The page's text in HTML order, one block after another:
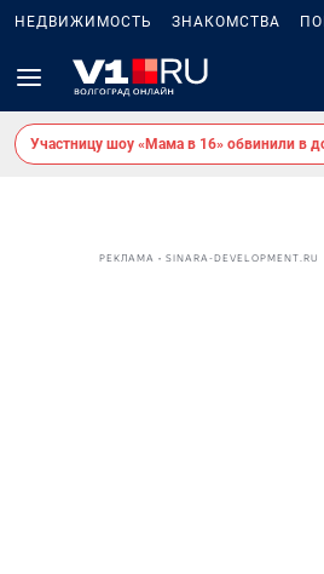
НЕДВИЖИМОСТЬ ЗНАКОМСТВА
Участницу шоу «Мама в 16» обвинили в
РЕКЛАМА • SINARA-DEVELOPMENT.RU